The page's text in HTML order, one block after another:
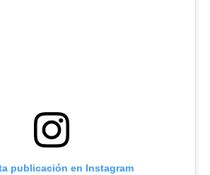
publicación en Instagram